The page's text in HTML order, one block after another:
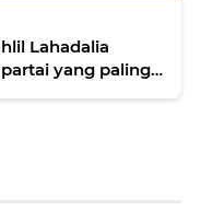
Lahadalia
yang paling